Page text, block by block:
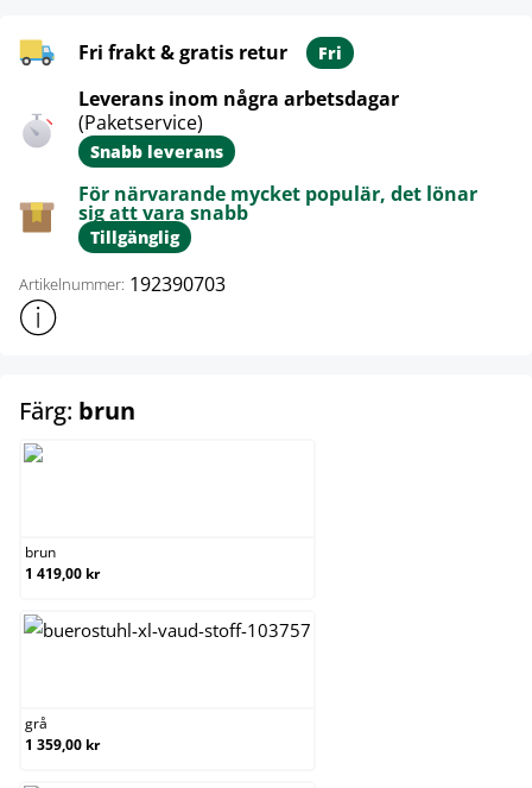
Fri frakt & gratis retur Fri
Leverans inom några arbetsdagar
(Paketservice)
Snabb leverans
För närvarande mycket populär, det lönar
sig att vara snabb
Tillgänglig
Artikelnummer: 192390703
Visa mer produktinformation
Färg: brun
brun
1 419,00 kr
grå
1 359,00 kr